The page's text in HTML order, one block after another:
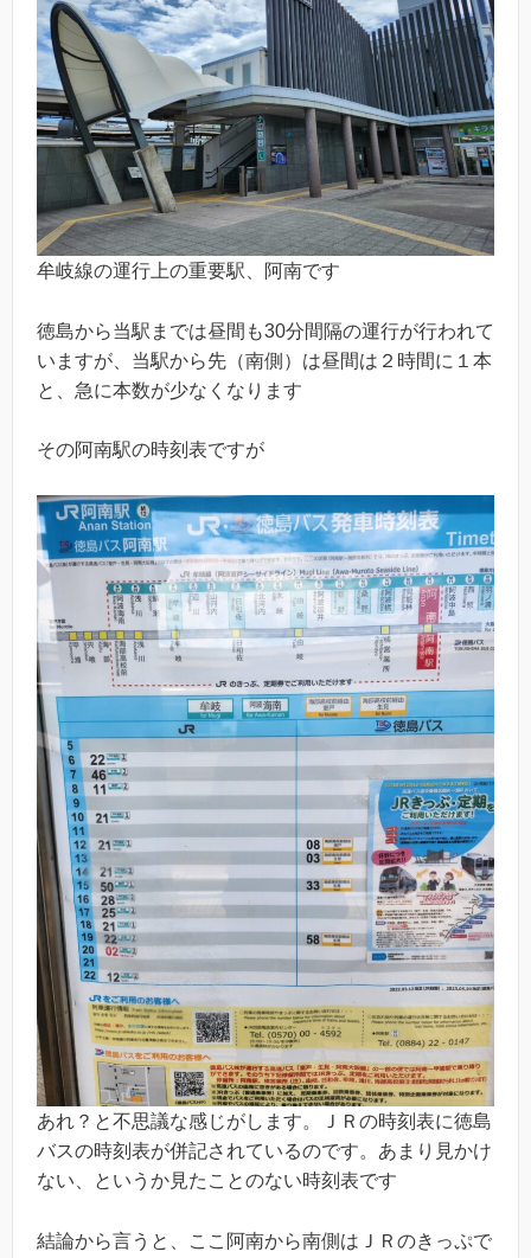
牟岐線の運行上の重要駅、阿南です
徳島から当駅までは昼間も30分間隔の運行が行われて
いますが、当駅から先（南側）は昼間は２時間に１本
と、急に本数が少なくなります
その阿南駅の時刻表ですが
あれ？と不思議な感じがします。ＪＲの時刻表に徳島
バスの時刻表が併記されているのです。あまり見かけ
ない、というか見たことのない時刻表です
結論から言うと、ここ阿南から南側はＪＲのきっぷで